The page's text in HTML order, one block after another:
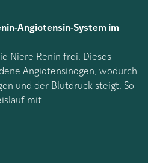
Angiotensin-System im
Niere Renin frei. Dieses
Angiotensinogen, wodurch
und der Blutdruck steigt. So
mit.